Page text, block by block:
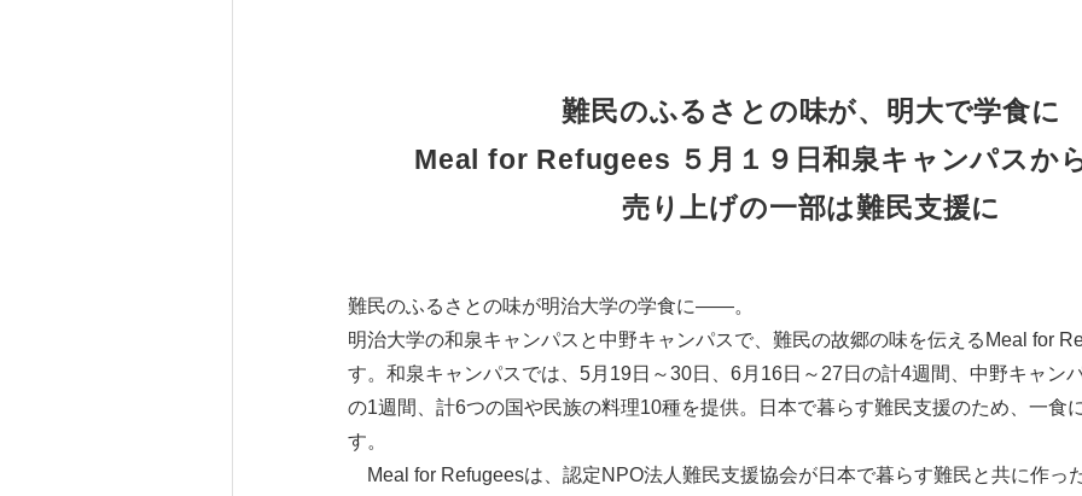
難民のふるさとの味が、明大で学食に
Meal for Refugees ５月１９日和泉キャンパスか
売り上げの一部は難民支援に
難民のふるさとの味が明治大学の学食に――。
明治大学の和泉キャンパスと中野キャンパスで、難民の故郷の味を伝えるMeal for
す。和泉キャンパスでは、5月19日～30日、6月16日～27日の計4週間、中野キャン
の1週間、計6つの国や民族の料理10種を提供。日本で暮らす難民支援のため、一食
す。
Meal for Refugeesは、認定NPO法人難民支援協会が日本で暮らす難民と共に作っ